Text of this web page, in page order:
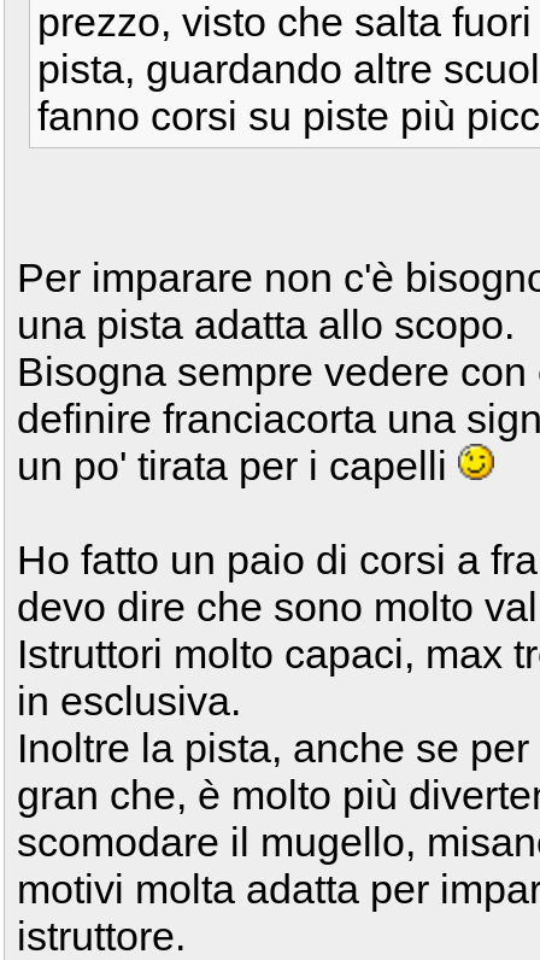
prezzo, visto che salta
pista, guardando altre
fanno corsi su piste più
Per imparare non c'è
una pista adatta allo scopo.
Bisogna sempre vedere
definire franciacorta una
un po' tirata per i capelli
Ho fatto un paio di corsi a
devo dire che sono molto
Istruttori molto capaci, max
in esclusiva.
Inoltre la pista, anche se
gran che, è molto più
scomodare il mugello,
motivi molta adatta per
istruttore.